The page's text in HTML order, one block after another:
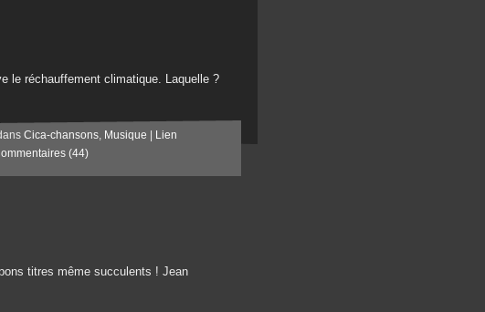
le réchauffement climatique. Laquelle ?
Cica-chansons, Musique
Lien
(44)
titres même succulents ! Jean